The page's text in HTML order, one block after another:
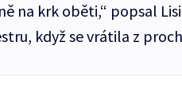
na krk oběti,“ popsal
když se vrátila z